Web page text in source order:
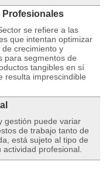
Profesionales
se refiere a las
que intentan optimizar
crecimiento y
para segmentos de
tangibles en sí
resulta imprescindible
gestión puede variar
de trabajo tanto de
está sujeto al tipo de
profesional.